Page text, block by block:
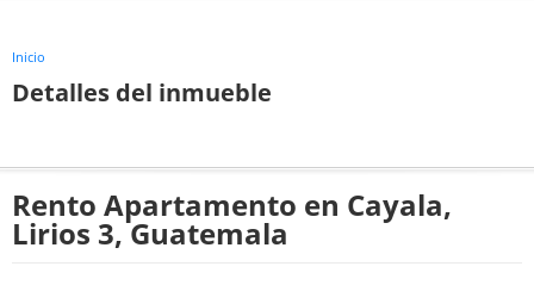
Inicio
Detalles del inmueble
Rento Apartamento en Cayala,
Lirios 3, Guatemala